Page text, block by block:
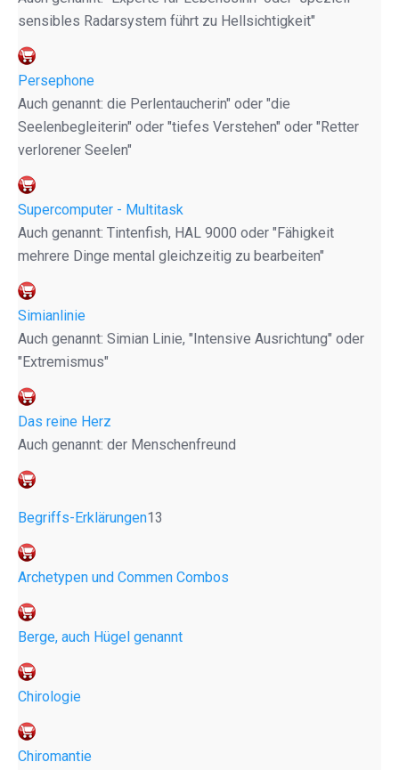
sensibles Radarsystem führt zu Hellsichtigkeit"
Persephone
Auch genannt: die Perlentaucherin" oder "die
Seelenbegleiterin" oder "tiefes Verstehen" oder "Retter
verlorener Seelen"
Supercomputer - Multitask
Auch genannt: Tintenfish, HAL 9000 oder "Fähigkeit
mehrere Dinge mental gleichzeitig zu bearbeiten"
Simianlinie
Auch genannt: Simian Linie, "Intensive Ausrichtung" oder
"Extremismus"
Das reine Herz
Auch genannt: der Menschenfreund
Begriffs-Erklärungen13
Archetypen und Commen Combos
Berge, auch Hügel genannt
Chirologie
Chiromantie